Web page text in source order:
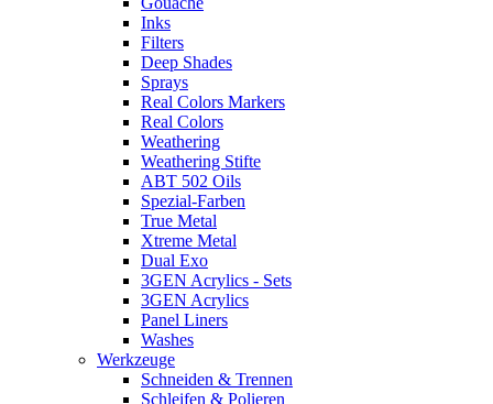
Inks
Filters
Deep Shades
Sprays
Real Colors Markers
Real Colors
Weathering
Weathering Stifte
ABT 502 Oils
Spezial-Farben
True Metal
Xtreme Metal
Dual Exo
3GEN Acrylics - Sets
3GEN Acrylics
Panel Liners
Washes
Werkzeuge
Schneiden & Trennen
Schleifen & Polieren